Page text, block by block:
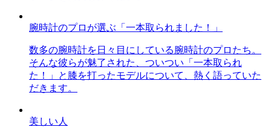
腕時計のプロが選ぶ「一本取られました！」
数多の腕時計を日々目にしている腕時計のプロたち。
そんな彼らが魅了された、ついつい「一本取られ
た！」と膝を打ったモデルについて、熱く語っていた
だきます。
美しい人